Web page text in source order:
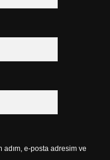
adım, e-posta adresim ve